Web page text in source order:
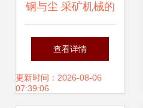
钢与尘 采矿机械的
工业美学摄影
查看详情
更新时间：2026-08-06
07:39:06